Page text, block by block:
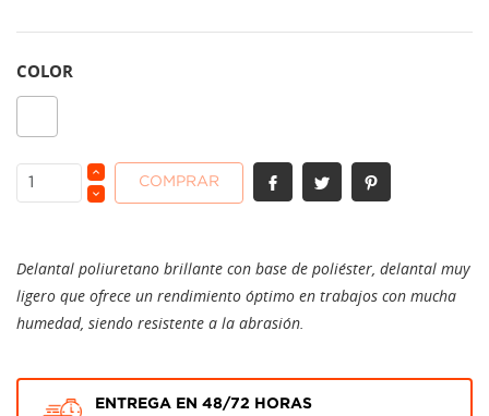
COLOR
COMPRAR
Delantal poliuretano brillante con base de poliéster, delantal muy
ligero que ofrece un rendimiento óptimo en trabajos con mucha
humedad, siendo resistente a la abrasión.
ENTREGA EN 48/72 HORAS